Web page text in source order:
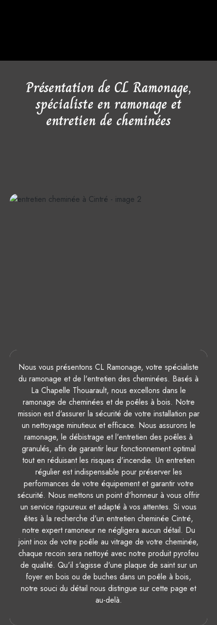
Présentation de CL Ramonage,
spécialiste en ramonage et
entretien de cheminées
Nous vous présentons CL Ramonage, votre spécialiste
du ramonage et de l'entretien des cheminées. Basés à
La Chapelle Thouarault, nous excellons dans le
ramonage de cheminées et de poêles à bois. Notre
mission est d'assurer la sécurité de votre installation par
un nettoyage minutieux et efficace. Nous assurons le
ramonage, le débistrage et l'entretien des poêles à
granulés, afin de garantir leur fonctionnement optimal
tout en réduisant les risques d'incendie. Un entretien
régulier est indispensable pour préserver les
performances de votre équipement et garantir votre
sécurité. Nous mettons un point d'honneur à vous offrir
un service rigoureux et adapté à vos attentes. Si vous
êtes à la recherche d'un entretien cheminée Cintré,
notre expert ramoneur ne négligera aucun détail. Du
joint inox de votre poêle au vitrage de votre cheminée,
chaque recoin sera nettoyé avec notre produit pyrofeu
de qualité. Qu'il s'agisse d'une plaque de saint sur un
foyer en bois ou de buches dans un poêle à bois,
notre souci du détail nous distingue sur cette page et
au-delà.